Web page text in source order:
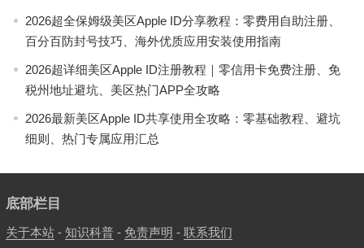
2026超全保姆级美区Apple ID分享教程：零费用自助注册、
百分百防封号技巧、海外优质应用安装使用指南
2026超详细美区Apple ID注册教程｜零信用卡免费注册、免
税州地址避坑、美区热门APP全攻略
2026最新美区Apple ID共享使用全攻略：零基础教程、避坑
细则、热门专属应用汇总
底部栏目
关于本站- 知识科普- 免责声明 - 联系我们